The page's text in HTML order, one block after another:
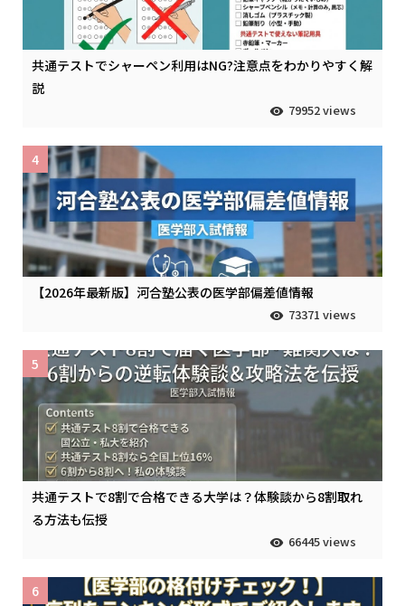
共通テストでシャーペン利用はNG?注意点をわかりやすく解
説
79952 views
【2026年最新版】河合塾公表の医学部偏差値情報
73371 views
4
共通テストで8割で合格できる大学は？体験談から8割取れ
る方法も伝授
66445 views
5
6